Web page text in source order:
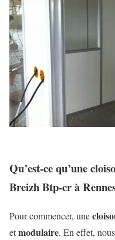
Qu’est-ce qu’une
Breizh Btp-cr à
Pour commencer, une
etmodulaire. En effet,